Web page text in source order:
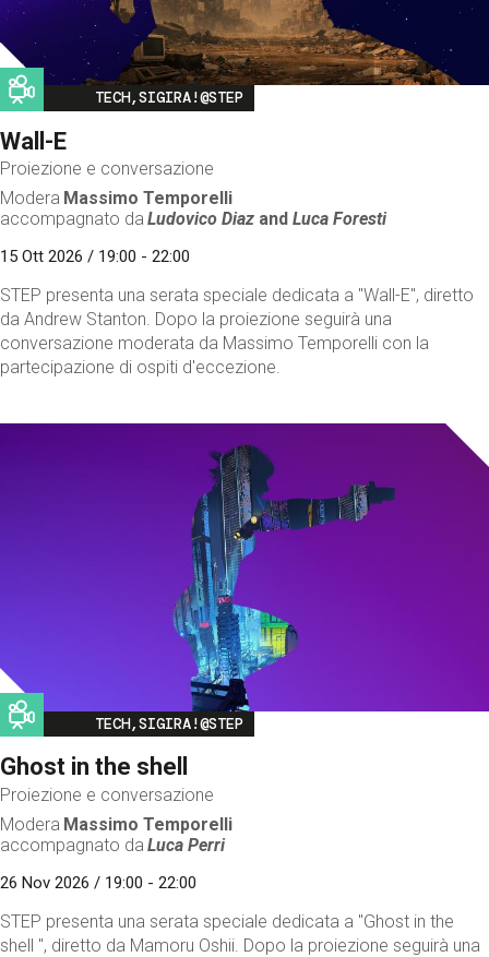
Image
TECH,SIGIRA!@STEP
Wall-E
Proiezione e conversazione
Modera Massimo Temporelli
accompagnato da Ludovico Diaz andLuca Foresti
15 Ott 2026 / 19:00 - 22:00
STEP presenta una serata speciale dedicata a "Wall-E", diretto
da Andrew Stanton. Dopo la proiezione seguirà una
conversazione moderata da Massimo Temporelli con la
partecipazione di ospiti d'eccezione.
Image
TECH,SIGIRA!@STEP
Ghost in the shell
Proiezione e conversazione
Modera Massimo Temporelli
accompagnato da Luca Perri
26 Nov 2026 / 19:00 - 22:00
STEP presenta una serata speciale dedicata a "Ghost in the
shell ", diretto da Mamoru Oshii. Dopo la proiezione seguirà una